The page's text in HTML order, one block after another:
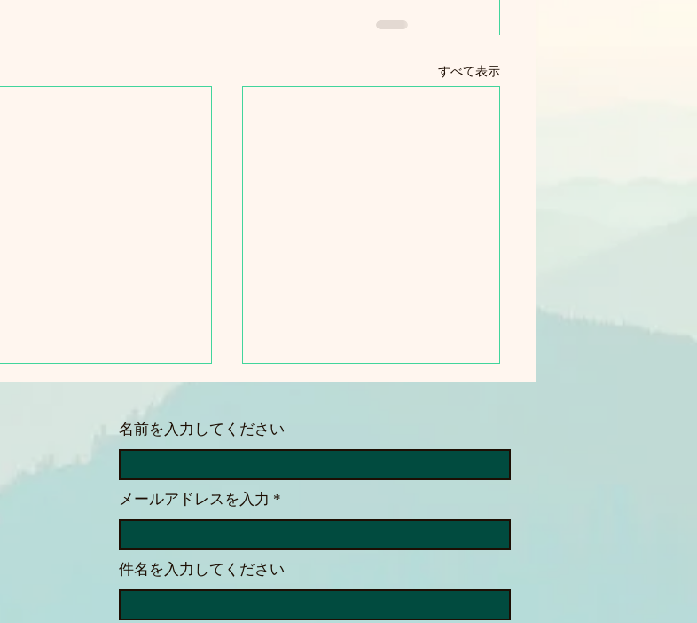
すべて表示
」を快適に受講する
い）
はラーニングエッジさん主催
講義の二日目を受講しま
。 私は目が見えないので、
はPDFで提供されていま
含まれていたり、直接書き込
かったりと色々と不都合があ
能性
今日は実際にMeta AIでOOrion
iPhoneにOOrionアプリをイン
ストールします。そしてMeta AI
Meta AIを使っている最中は
名前を入力してください
メールアドレスを入力
件名を入力してください